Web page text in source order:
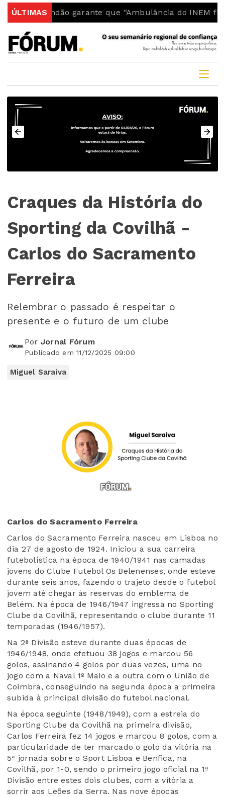
ÚLTIMAS
Fundão garante que “Ambulância do INEM fica no
Craques da História do
Sporting da Covilhã -
Carlos do Sacramento
Ferreira
Relembrar o passado é respeitar o
presente e o futuro de um clube
Por Jornal Fórum
Publicado em 11/12/2025 09:00
Miguel Saraiva
Carlos do Sacramento Ferreira
Carlos do Sacramento Ferreira nasceu em Lisboa no
dia 27 de agosto de 1924. Iniciou a sua carreira
futebolística na época de 1940/1941 nas camadas
jovens do Clube Futebol Os Belenenses, onde esteve
durante seis anos, fazendo o trajeto desde o futebol
jovem até chegar às reservas do emblema de
Belém. Na época de 1946/1947 ingressa no Sporting
Clube da Covilhã, representando o clube durante 11
temporadas (1946/1957).
Na 2ª Divisão esteve durante duas épocas de
1946/1948, onde efetuou 38 jogos e marcou 56
golos, assinando 4 golos por duas vezes, uma no
jogo com a Naval 1º Maio e a outra com o União de
Coimbra, conseguindo na segunda época a primeira
subida à principal divisão do futebol nacional.
Na época seguinte (1948/1949), com a estreia do
Sporting Clube da Covilhã na primeira divisão,
Carlos Ferreira fez 14 jogos e marcou 8 golos, com a
particularidade de ter marcado o golo da vitória na
5ª jornada sobre o Sport Lisboa e Benfica, na
Covilhã, por 1-0, sendo o primeiro jogo oficial na 1ª
Divisão entre estes dois clubes, com a vitória a
sorrir aos Leões da Serra. Nas nove épocas